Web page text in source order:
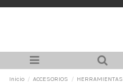
Inicio ACCESORIOS HERRAMIENTAS